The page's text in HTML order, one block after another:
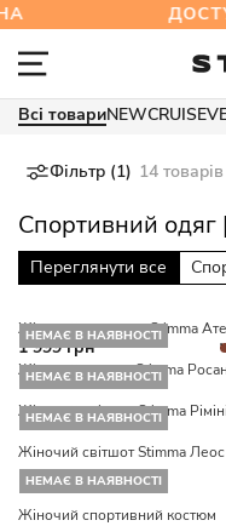
Всі товариNEWCRUISE
Фільтр (1) 14 товарів
Спортивний одяг
Переглянути все
Жіночий комплект Stimma
1 999 грн
НЕМАЄ В НАЯВНОСТІ
Жіночий костюм Stimma
НЕМАЄ В НАЯВНОСТІ
Жіночий світшот Stimma Ріміні
НЕМАЄ В НАЯВНОСТІ
Жіночий світшот Stimma Леос
НЕМАЄ В НАЯВНОСТІ
Жіночий спортивний костюм